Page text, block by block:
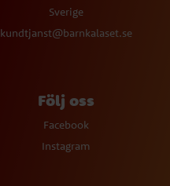
Sverige
kundtjanst@barnkalaset.se
Följ oss
Facebook
Instagram